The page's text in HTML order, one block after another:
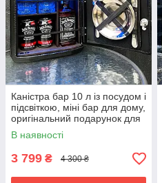
Каністра бар 10 л із посудом і
підсвіткою, міні бар для дому,
оригінальний подарунок для
чоловіка
В наявності
3 799 ₴ 4 300 ₴